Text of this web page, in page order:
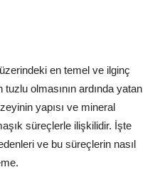
en temel ve ilginç
olmasının ardında yatan
yapısı ve mineral
süreçlerle ilişkilidir. İşte
ve bu süreçlerin nasıl